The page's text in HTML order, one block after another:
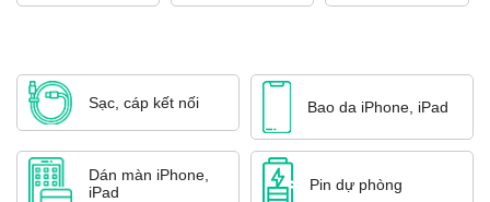
Sạc, cáp kết nối Bao da iPhone, iPad
Dán màn iPhone,
iPad
Pin dự phòng